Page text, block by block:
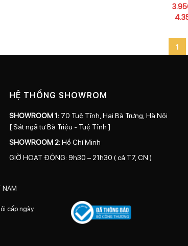
1
HỆ THỐNG SHOWROM
SHOWROOM 1: 70 Tuệ Tĩnh, Hai Bà Trưng, Hà Nội
[ Sát ngã tư Bà Triệu - Tuệ Tĩnh ]
SHOWROOM 2:Hồ Chí Minh
GIỜ HOẠT ĐỘNG: 9h30 – 21h30 ( cả T7, CN )
NAM
cấp ngày